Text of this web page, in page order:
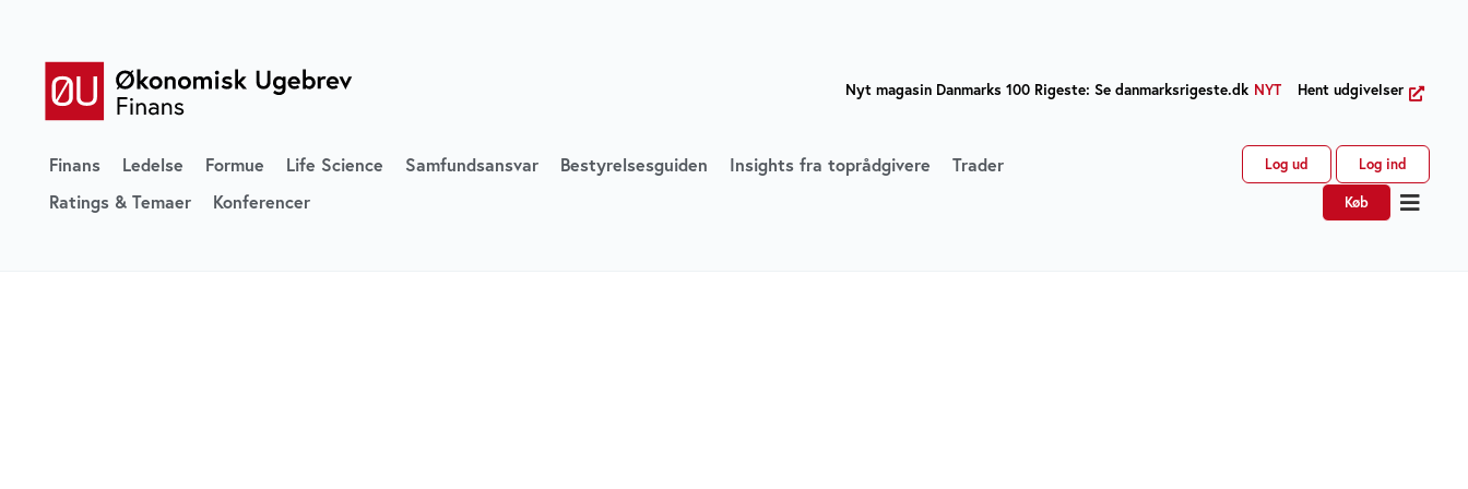
Nyt magasin Danmarks 100 Rigeste: Se danmarksrigeste.dk NYT Hent udgivelser
Finans Ledelse Formue Life Science Samfundsansvar Bestyrelsesguiden Insights fra toprådgivere
Trader
Ratings & Temaer
Konferencer
Log ud Log ind
Køb